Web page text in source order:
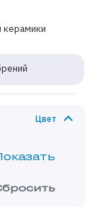
керамики
Цвет